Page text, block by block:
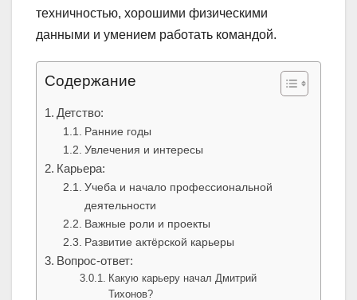
техничностью, хорошими физическими
данными и умением работать командой.
Содержание
Детство:
Ранние годы
Увлечения и интересы
Карьера:
Учеба и начало профессиональной
деятельности
Важные роли и проекты
Развитие актёрской карьеры
Вопрос-ответ:
Какую карьеру начал Дмитрий
Тихонов?